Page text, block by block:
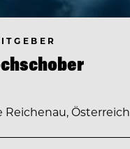
Reichenau, Österreich